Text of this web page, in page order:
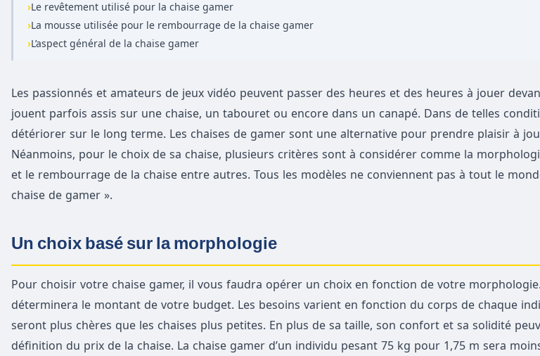
›Le revêtement utilisé pour la chaise gamer
›La mousse utilisée pour le rembourrage de la chaise gamer
›L’aspect général de la chaise gamer
Les passionnés et amateurs de jeux vidéo peuvent passer des heures et des heures à jouer
jouent parfois assis sur une chaise, un tabouret ou encore dans un canapé. Dans de telles
détériorer sur le long terme. Les chaises de gamer sont une alternative pour prendre plaisir à
Néanmoins, pour le choix de sa chaise, plusieurs critères sont à considérer comme la
et le rembourrage de la chaise entre autres. Tous les modèles ne conviennent pas à tout le
chaise de gamer ».
Un choix basé sur la morphologie
Pour choisir votre chaise gamer, il vous faudra opérer un choix en fonction de votre
déterminera le montant de votre budget. Les besoins varient en fonction du corps de chaque
seront plus chères que les chaises plus petites. En plus de sa taille, son confort et sa solidité
définition du prix de la chaise. La chaise gamer d’un individu pesant 75 kg pour 1,75 m sera